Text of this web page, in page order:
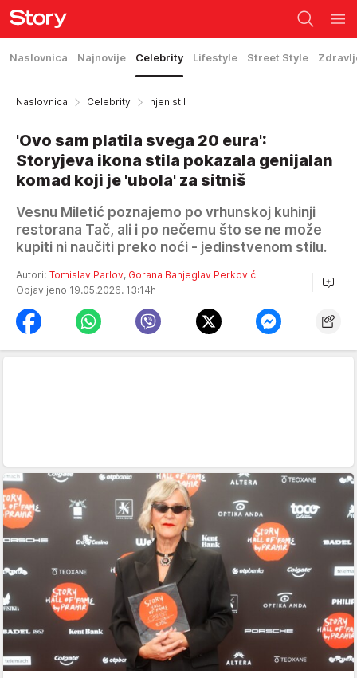
Naslovnica Najnovije Celebrity Lifestyle Street Style
Naslovnica Celebrity njen stil
'Ovo sam platila svega 20 eura':
Storyjeva ikona stila pokazala genijalan
komad koji je 'ubola' za sitniš
Vesnu Miletić poznajemo po vrhunskoj kuhinji
restorana Tač, ali i po nečemu što se ne može
kupiti ni naučiti preko noći - jedinstvenom stilu.
Autori: Tomislav Parlov, Gorana Banjeglav Perković
Objavljeno 19.05.2026. 13:14h